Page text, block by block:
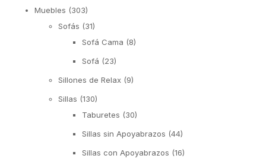
Muebles (303)
Sofás (31)
Sofá Cama (8)
Sofá (23)
Sillones de Relax (9)
Sillas (130)
Taburetes (30)
Sillas sin Apoyabrazos (44)
Sillas con Apoyabrazos (16)